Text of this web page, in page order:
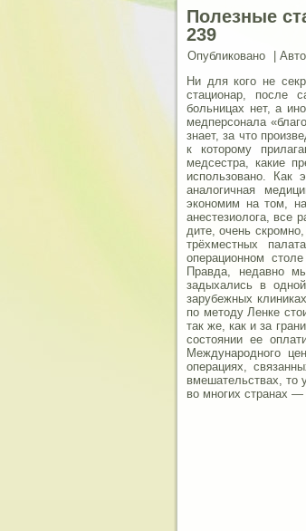
Полезные
239
Опубликовано
Ни для кого не
стационар, после
больницах нет, а
медперсонала
знает, за что
к которому
медсестра, какие
использовано. Как
аналогичная
экономим на том,
анестезиолога, все
дите, очень
трёхместных
операционном
Правда, недавно
задыхались в
зарубежных
по методу Ленке
так же, как и за
состоянии ее
Международного
операциях,
вмешательствах, то
во многих странах